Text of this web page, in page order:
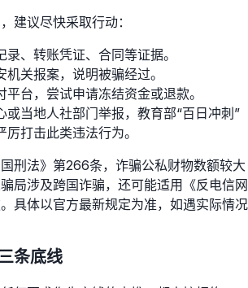
建议尽快采取行动：
、转账凭证、合同等证据。
机关报案，说明被骗经过。
平台，尝试申请冻结资金或退款。
或当地人社部门举报，教育部“百日冲刺”
打击此类违法行为。
刑法》第266条，诈骗公私财物数额较大
局涉及跨国诈骗，还可能适用《反电信网
具体以官方最新规定为准，如遇实际情况
条底线